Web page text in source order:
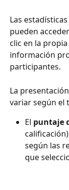
Las
pueden
clic en la propia
información
participantes.
La
variar según el
El puntaje
según las
que